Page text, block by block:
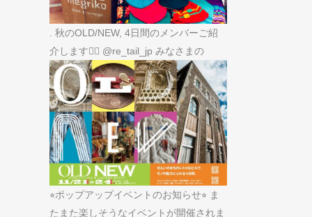
. 秋のOLD/NEW, 4日間のメンバーご紹
介します🙋‍♀️ @re_tail_jp みなさまの
⭐︎ポップアップイベントのお知らせ⭐︎ ま
たまた楽しそうなイベントが開催されま